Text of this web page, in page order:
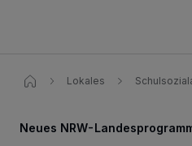
Lokales
Neues NRW-